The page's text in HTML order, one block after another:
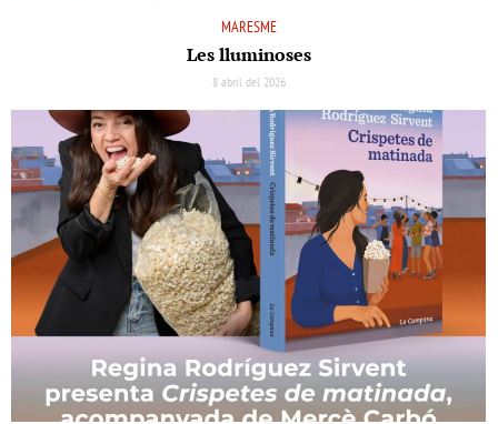
MARESME
Les lluminoses
8 abril del 2026